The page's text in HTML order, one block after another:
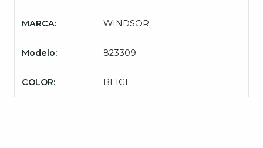
MARCA: WINDSOR
Modelo: 823309
COLOR: BEIGE